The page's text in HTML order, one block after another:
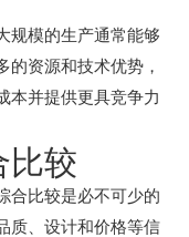
规模的生产通常能够
的资源和技术优势，
本并提供更具竞争力
比较
合比较是必不可少的
质、设计和价格等信